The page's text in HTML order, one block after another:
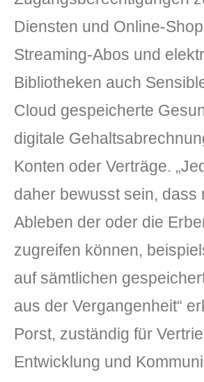
Diensten und Online-
Streaming-Abos und
Bibliotheken auch
Cloud gespeicherte
digitale
Konten oder Verträge.
daher bewusst sein, dass
Ableben der oder die
zugreifen können,
auf sämtlichen
aus der Vergangenheit“
Porst, zuständig für
Entwicklung und